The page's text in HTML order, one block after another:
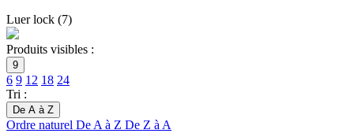
Luer lock (7)
Produits visibles :
9
6 9 12 18 24
Tri :
De A à Z
Ordre naturel De A à Z De Z à A